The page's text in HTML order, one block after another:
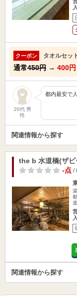
クーポン タオルセッ
通常450円 → 400円
20代 男
性
都内最安で
関連情報から探す
the b 水道橋(ザビ
-点/
関連情報から探す